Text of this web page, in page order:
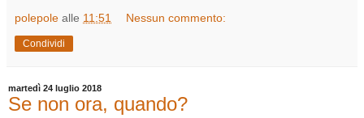
polepole alle 11:51 Nessun commento:
Condividi
martedì 24 luglio 2018
Se non ora, quando?